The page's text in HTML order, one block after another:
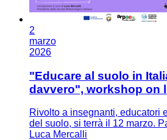
2
marzo
2026
"Educare al suolo in
davvero", workshop on
Rivolto a insegnanti, educatori
del suolo, si terrà il 12 marzo.
Luca Mercalli